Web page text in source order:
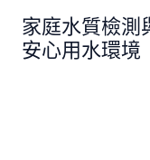
家庭水質檢測
安心用水環境